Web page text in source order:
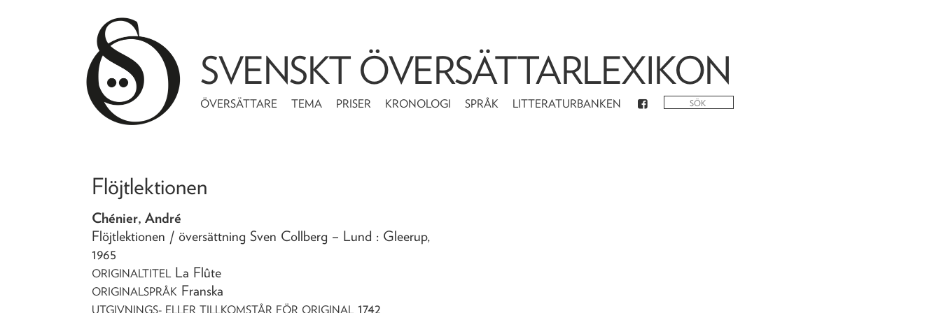
SVENSKT ÖVERSÄTTARLEXIKON
ÖVERSÄTTARE TEMA PRISER KRONOLOGI SPRÅK LITTERATURBANKEN
Flöjtlektionen
Chénier, André
Flöjtlektionen / översättning Sven Collberg – Lund : Gleerup,
1965
ORIGINALTITEL La Flûte
ORIGINALSPRÅK Franska
UTGIVNINGS- ELLER TILLKOMSTÅR FÖR ORIGINAL 1742